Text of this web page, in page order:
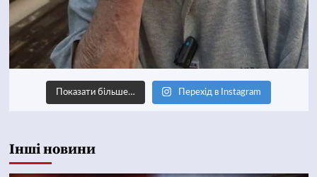
Показати більше… Перехід в Instagram
Інші новини